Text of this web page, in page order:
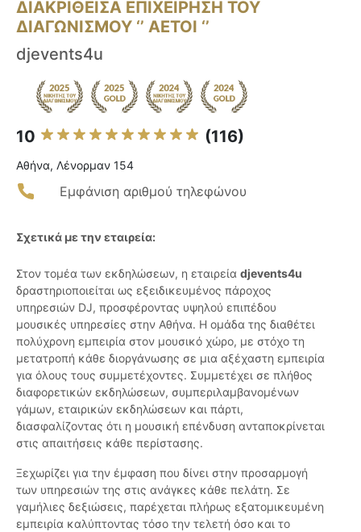
ΔΙΑΚΡΙΘΕΙΣΑ ΕΠΙΧΕΙΡΗΣΗ ΤΟΥ
ΔΙΑΓΩΝΙΣΜΟΥ ‘’ ΑΕΤΟΙ ‘’
djevents4u
10 (116)
Αθήνα, Λένορμαν 154
Εμφάνιση αριθμού τηλεφώνου
Σχετικά με την εταιρεία:
Στον τομέα των εκδηλώσεων, η εταιρεία djevents4u
δραστηριοποιείται ως εξειδικευμένος πάροχος
υπηρεσιών DJ, προσφέροντας υψηλού επιπέδου
μουσικές υπηρεσίες στην Αθήνα. Η ομάδα της διαθέτει
πολύχρονη εμπειρία στον μουσικό χώρο, με στόχο τη
μετατροπή κάθε διοργάνωσης σε μια αξέχαστη εμπειρία
για όλους τους συμμετέχοντες. Συμμετέχει σε πλήθος
διαφορετικών εκδηλώσεων, συμπεριλαμβανομένων
γάμων, εταιρικών εκδηλώσεων και πάρτι,
διασφαλίζοντας ότι η μουσική επένδυση ανταποκρίνεται
στις απαιτήσεις κάθε περίστασης.
Ξεχωρίζει για την έμφαση που δίνει στην προσαρμογή
των υπηρεσιών της στις ανάγκες κάθε πελάτη. Σε
γαμήλιες δεξιώσεις, παρέχεται πλήρως εξατομικευμένη
εμπειρία καλύπτοντας τόσο την τελετή όσο και το